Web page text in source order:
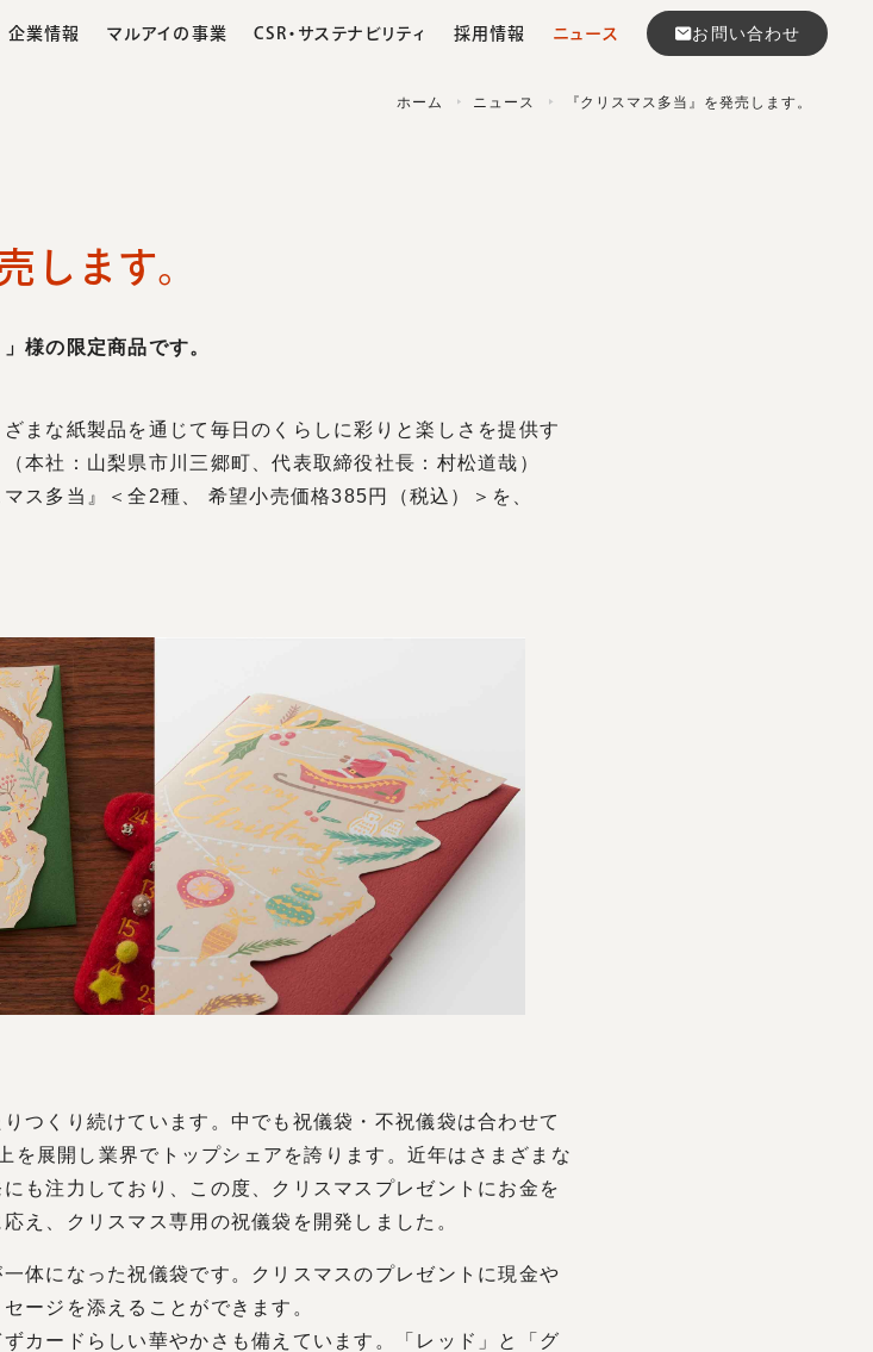
経営理念・モットー
企業情報 マルアイの事業
化成品事業
CSR・サステナビリティ
慈善活動への協力
採用情報
社員インタビュー
ニュース お問い合わせ
ホーム ニュース 『クリスマス多当』を発売します。
します。
様の限定商品です。
な紙製品を通じて毎日のくらしに彩りと楽しさを提供す
本社：山梨県市川三郷町、代表取締役社長：村松道哉）
ス多当』＜全2種、 希望小売価格385円（税込）＞を、
つくり続けています。中でも祝儀袋・不祝儀袋は合わせて
展開し業界でトップシェアを誇ります。近年はさまざまな
も注力しており、この度、クリスマスプレゼントにお金を
え、クリスマス専用の祝儀袋を開発しました。
体になった祝儀袋です。クリスマスのプレゼントに現金や
ージを添えることができます。
カードらしい華やかさも備えています。「レッド」と「グ